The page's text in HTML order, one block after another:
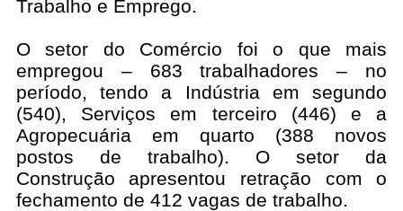
Trabalho e Emprego.
O setor do Comércio foi o que mais
empregou – 683 trabalhadores – no
período, tendo a Indústria em segundo
(540), Serviços em terceiro (446) e a
Agropecuária em quarto (388 novos
postos de trabalho). O setor da
Construção apresentou retração com o
fechamento de 412 vagas de trabalho.